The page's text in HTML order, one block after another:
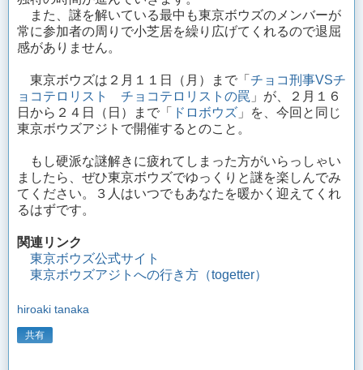
また、謎を解いている最中も東京ボウズのメンバーが
常に参加者の周りで小芝居を繰り広げてくれるので退屈
感がありません。
東京ボウズは２月１１日（月）まで「 チョコ刑事VSチ
ョコテロリスト チョコテロリストの罠 」が、２月１６
日から２４日（日）まで「
ドロボウズ 」を、今回と同じ
東京ボウズアジトで開催するとのこと。
もし硬派な謎解きに疲れてしまった方がいらっしゃい
ましたら、ぜひ東京ボウズでゆっくりと謎を楽しんでみ
てください。３人はいつでもあなたを暖かく迎えてくれ
るはずです。
関連リンク
東京ボウズ公式サイト
東京ボウズアジトへの行き方（togetter）
hiroaki tanaka
共有